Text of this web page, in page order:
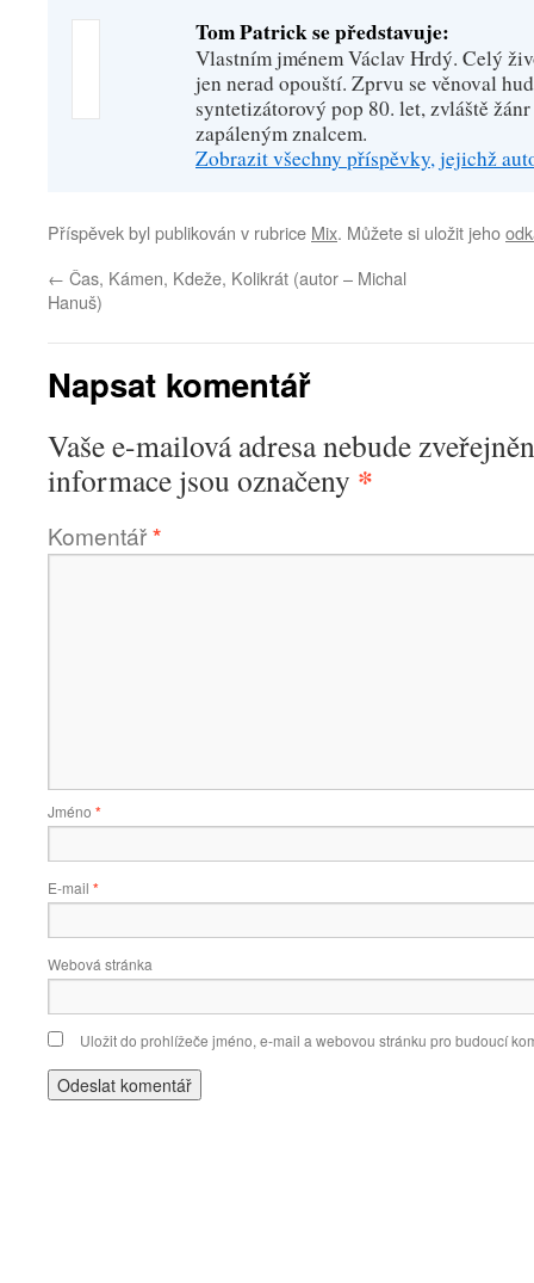
Tom Patrick se představuje:
Vlastním jménem Václav Hrdý. Celý
jen nerad opouští. Zprvu se věnoval
syntetizátorový pop 80. let, zvláště
zapáleným znalcem.
Zobrazit všechny příspěvky, jejichž
Příspěvek byl publikován v rubrice Mix. Můžete si uložit jeho
← Čas, Kámen, Kdeže, Kolikrát (autor – Michal
Hanuš)
Napsat komentář
Vaše e-mailová adresa nebude
informace jsou označeny *
Komentář*
Jméno *
E-mail *
Webová stránka
Uložit do prohlížeče jméno, e-mail a webovou stránku pro budoucí